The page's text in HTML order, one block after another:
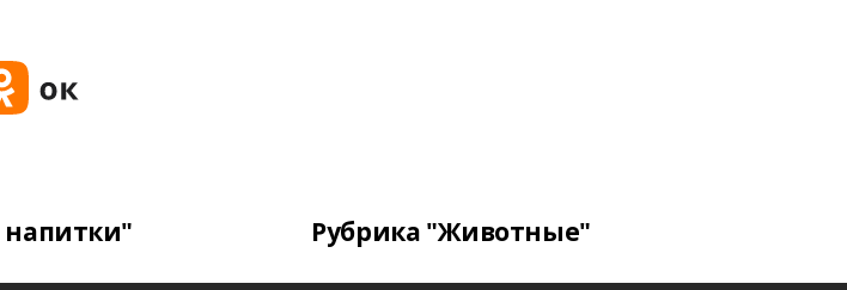
напитки" Рубрика "Животные"